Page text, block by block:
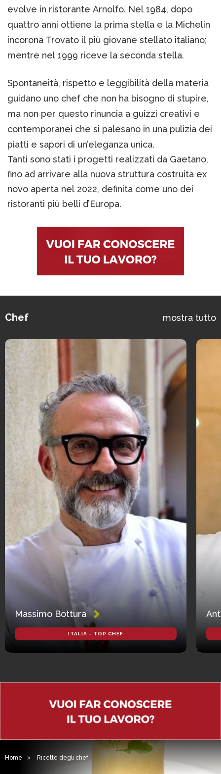
evolve in ristorante Arnolfo. Nel 1984, dopo
quattro anni ottiene la prima stella e la Michelin
incorona Trovato il più giovane stellato italiano;
mentre nel 1999 riceve la seconda stella.
Spontaneità, rispetto e leggibilità della materia
guidano uno chef che non ha bisogno di stupire,
ma non per questo rinuncia a guizzi creativi e
contemporanei che si palesano in una pulizia dei
piatti e sapori di un’eleganza unica.
Tanti sono stati i progetti realizzati da Gaetano,
fino ad arrivare alla nuova struttura costruita ex
novo aperta nel 2022, definita come uno dei
ristoranti più belli d’Europa.
Chef mostra tutto
Massimo Bottura
ITALIA - TOP CHEF
Home > Ricette degli chef